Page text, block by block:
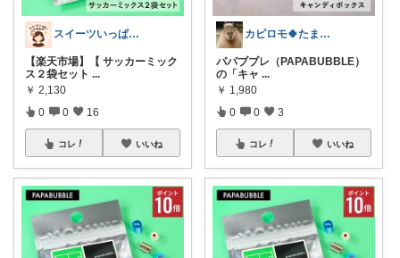
スイーツいっぱい大博覧会
【楽天市場】【 サッカーミック
ス２袋セット ...
￥ 2,130
0 0 16
コレ いいね
カピロモ🍀たまにくすっと笑えるーむ🐾
パパブブレ（PAPABUBBLE）
の「キャ ...
￥ 1,980
0 0 3
コレ いいね